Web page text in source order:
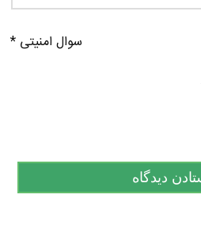
سوال امنیتی *